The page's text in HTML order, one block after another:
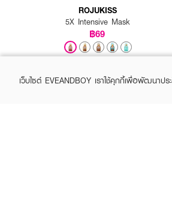
ROJUKISS
5X Intensive Mask
฿69
เว็บไซต์ EVEANDBOY เราใช้คุกกี้เพื่อพัฒนาป